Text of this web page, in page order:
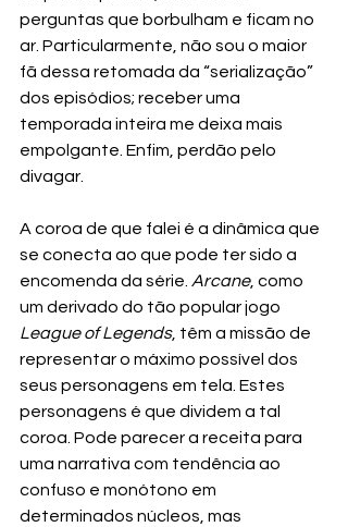
perguntas que borbulham e ficam no
ar. Particularmente, não sou o maior
fã dessa retomada da “serialização”
dos episódios; receber uma
temporada inteira me deixa mais
empolgante. Enfim, perdão pelo
divagar.
A coroa de que falei é a dinâmica que
se conecta ao que pode ter sido a
encomenda da série. Arcane, como
um derivado do tão popular jogo
League of Legends, têm a missão de
representar o máximo possível dos
seus personagens em tela. Estes
personagens é que dividem a tal
coroa. Pode parecer a receita para
uma narrativa com tendência ao
confuso e monótono em
determinados núcleos, mas